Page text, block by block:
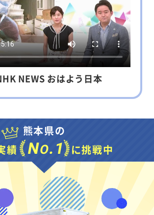
NEWS おはよう日本
熊本県の
績
NO.1 に挑戦中